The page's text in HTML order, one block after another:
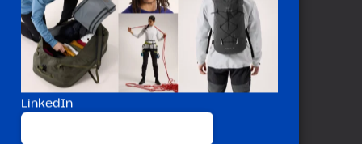
LinkedIn